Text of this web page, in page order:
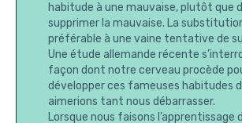
habitude à une mauvaise, plutôt que
supprimer la mauvaise. La
préférable à une vaine tentative de
Une étude allemande récente
façon dont notre cerveau procède
développer ces fameuses habitudes
aimerions tant nous débarrasser.
Lorsque nous faisons l’apprentissage